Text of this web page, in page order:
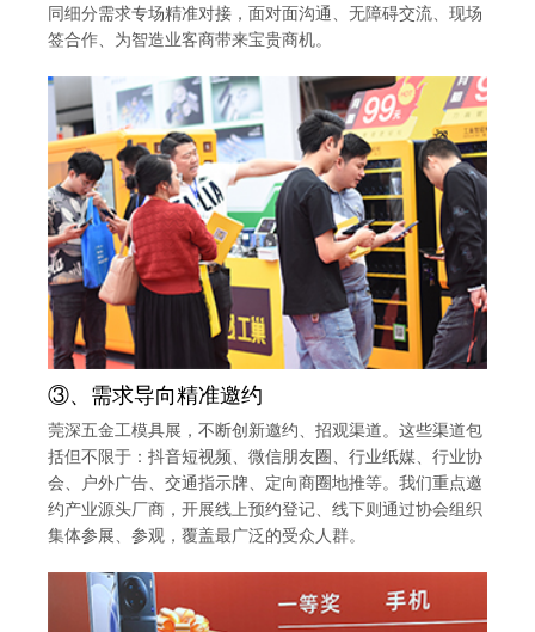
同细分需求专场精准对接，面对面沟通、无障碍交流、现场
签合作、为智造业客商带来宝贵商机。
③、需求导向精准邀约
莞深五金工模具展，不断创新邀约、招观渠道。这些渠道包
括但不限于：抖音短视频、微信朋友圈、行业纸媒、行业协
会、户外广告、交通指示牌、定向商圈地推等。我们重点邀
约产业源头厂商，开展线上预约登记、线下则通过协会组织
集体参展、参观，覆盖最广泛的受众人群。